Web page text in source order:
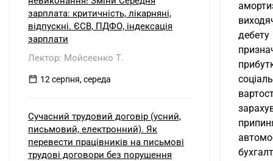
зарплата: критичність, лікарняні,
відпускні. ЄСВ, ПДФО, індексація
зарплати
Лектор: Мойсеєнко Т.
12 серпня, середа
Сучасний трудовий договір (усний,
письмовий, електронний). Як
перевести працівників на письмові
трудові договори без порушення